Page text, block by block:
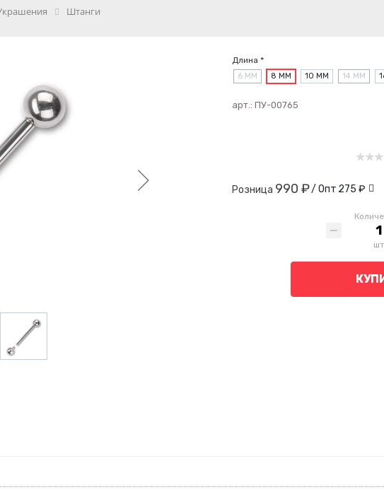
Штанги
Длина *
6 ММ 8 ММ 10 ММ 14 ММ
арт.: ПУ-00765
Розница 990 ₽/ Опт 275 ₽
шт